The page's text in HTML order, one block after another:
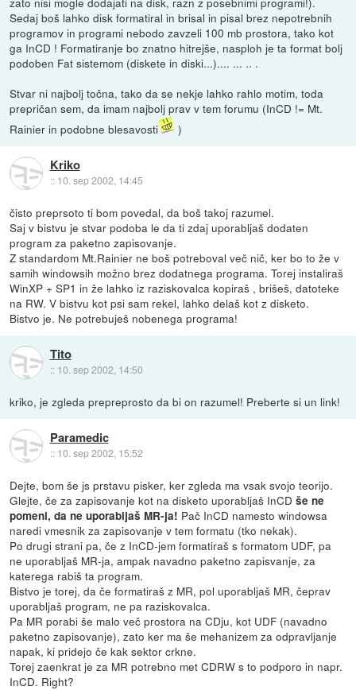
Sedaj boš lahko disk formatiral in brisal in pisal brez nepotrebnih
programov in programi nebodo zavzeli 100 mb prostora, tako kot
ga InCD ! Formatiranje bo znatno hitrejše, nasploh je ta format bolj
podoben Fat sistemom (diskete in diski...).... ... .. .
Stvar ni najbolj točna, tako da se nekje lahko rahlo motim, toda
prepričan sem, da imam najbolj prav v tem forumu (InCD != Mt.
Rainier in podobne blesavosti
)
Kriko
:: 10. sep 2002, 14:45
čisto preprsoto ti bom povedal, da boš takoj razumel.
Saj v bistvu je stvar podoba le da ti zdaj uporabljaš dodaten
program za paketno zapisovanje.
Z standardom Mt.Rainier ne boš potreboval več nič, ker bo to že v
samih windowsih možno brez dodatnega programa. Torej instaliraš
WinXP + SP1 in že lahko iz raziskovalca kopiraš , brišeš, datoteke
na RW. V bistvu kot psi sam rekel, lahko delaš kot z disketo.
Bistvo je. Ne potrebuješ nobenega programa!
Tito
:: 10. sep 2002, 14:50
kriko, je zgleda prepreprosto da bi on razumel! Preberte si un link!
Paramedic
:: 10. sep 2002, 15:52
Dejte, bom še js prstavu pisker, ker zgleda ma vsak svojo teorijo.
Glejte, če za zapisovanje kot na disketo uporabljaš InCDše ne
pomeni, da ne uporabljaš MR-ja! Pač InCD namesto windowsa
naredi vmesnik za zapisovanje v tem formatu (tko nekak).
Po drugi strani pa, če z InCD-jem formatiraš s formatom UDF, pa
ne uporabljaš MR-ja, ampak navadno paketno zapisvanje, za
katerega rabiš ta program.
Bistvo je torej, da če formatiraš z MR, pol uporabljaš MR, čeprav
uporabljaš program, ne pa raziskovalca.
Pa MR porabi še malo več prostora na CDju, kot UDF (navadno
paketno zapisovanje), zato ker ma še mehanizem za odpravljanje
napak, ki pridejo če kak sektor crkne.
Torej zaenkrat je za MR potrebno met CDRW s to podporo in napr.
InCD. Right?